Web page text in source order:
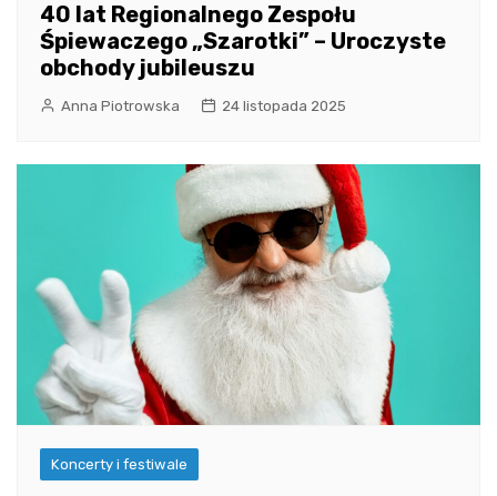
40 lat Regionalnego Zespołu
Śpiewaczego „Szarotki” – Uroczyste
obchody jubileuszu
Anna Piotrowska 24 listopada 2025
Koncerty i festiwale